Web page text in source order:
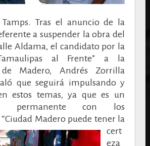
Tamps. Tras el anuncio de la
a suspender la obra del
Aldama, el candidato por la
al Frente” a la
de Madero, Andrés Zorrilla
que seguirá impulsando y
estos temas, ya que es un
permanente con los
“Ciudad Madero puede tener la
cert
eza